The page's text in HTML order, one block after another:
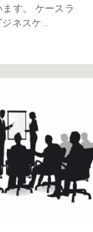
す。 ケースラ
ネスケ...